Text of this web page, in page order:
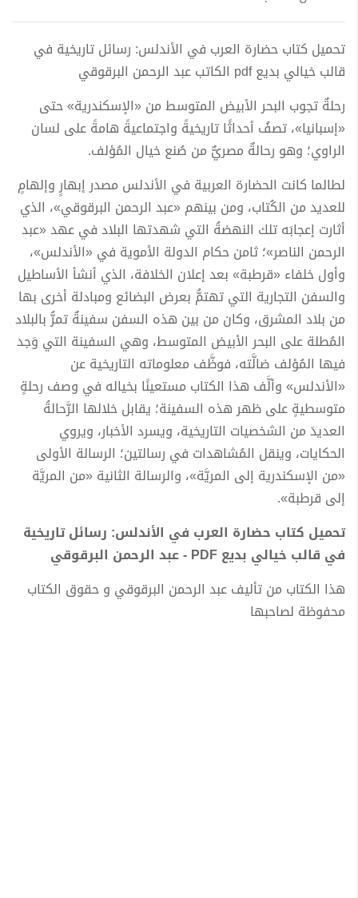
تحميل كتاب حضارة العرب في الأندلس: رسائل تاريخية في
قالب خيالي بديع pdf الكاتب عبد الرحمن البرقوقي
رحلةٌ تجوب البحر الأبيض المتوسط من «الإسكندرية» حتى
«إسبانيا»، تصفُ أحداثًا تاريخيةً واجتماعيةً هامةً على لسان
الراوي؛ وهو رحالةٌ مصريٌّ من صُنع خيال المُؤلف.
لطالما كانت الحضارة العربية في الأندلس مصدر إبهارٍ وإلهامٍ
للعديد من الكُتاب، ومن بينهم «عبد الرحمن البرقوقي»، الذي
أثارت إعجابَه تلك النهضةُ التي شهدتها البلاد في عهد «عبد
الرحمن الناصر»؛ ثامن حكام الدولة الأموية في «الأندلس»،
وأول خلفاء «قرطبة» بعد إعلان الخلافة، الذي أنشأ الأساطيل
والسفن التجارية التي تهتمُّ بعرض البضائع ومبادلة أخرى بها
من بلاد المشرق، وكان من بين هذه السفن سفينةٌ تمرُّ بالبلاد
المُطلة على البحر الأبيض المتوسط، وهي السفينة التي وَجد
فيها المُؤلف ضالَّته، فوظَّف معلوماته التاريخية عن
«الأندلس» وألَّف هذا الكتاب مستعينًا بخياله في وصف رحلةٍ
متوسطيةٍ على ظهر هذه السفينة؛ يقابل خلالها الرَّحالةُ
العديدَ من الشخصيات التاريخية، ويسرد الأخبار، ويروي
الحكايات، وينقل المُشاهدات في رسالتين؛ الرسالة الأولى
«من الإسكندرية إلى المريَّة»، والرسالة الثانية «من المريَّة
إلى قرطبة».
تحميل كتاب حضارة العرب في الأندلس: رسائل تاريخية
في قالب خيالي بديع PDF - عبد الرحمن البرقوقي
هذا الكتاب من تأليف عبد الرحمن البرقوقي و حقوق الكتاب
محفوظة لصاحبها